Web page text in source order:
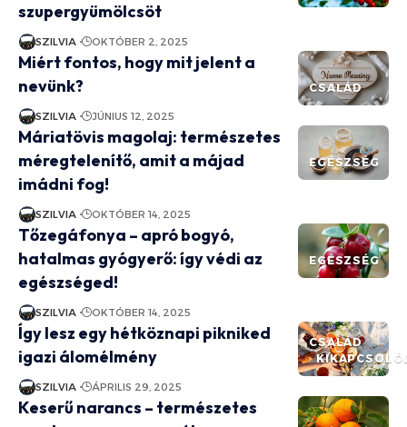
szupergyümölcsöt
SZILVIA OKTÓBER 2, 2025
CSALÁD
Miért fontos, hogy mit jelent a
nevünk?
SZILVIA JÚNIUS 12, 2025
EGÉSZSÉG
Máriatövis magolaj: természetes
méregtelenítő, amit a májad
imádni fog!
SZILVIA OKTÓBER 14, 2025
EGÉSZSÉG
Tőzegáfonya – apró bogyó,
hatalmas gyógyerő: így védi az
egészséged!
SZILVIA OKTÓBER 14, 2025
CSALÁD
Így lesz egy hétköznapi pikniked
igazi álomélmény
SZILVIA ÁPRILIS 29, 2025
Keserű narancs – természetes